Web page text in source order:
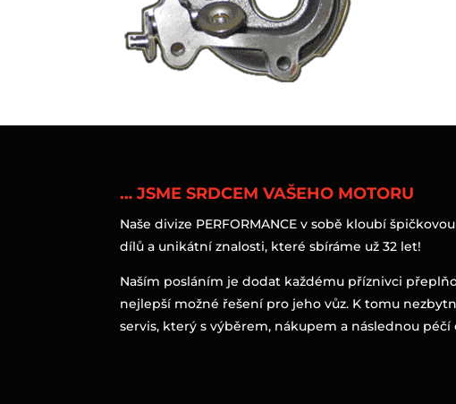
… JSME SRDCEM VAŠEHO MOTORU
Naše divize PERFORMANCE v sobě kloubí
dílů a unikátní znalosti, které sbíráme už 32 let!
Naším posláním je dodat každému příznivci
nejlepší možné řešení pro jeho vůz. K tomu
servis, který s výběrem, nákupem a následnou péčí